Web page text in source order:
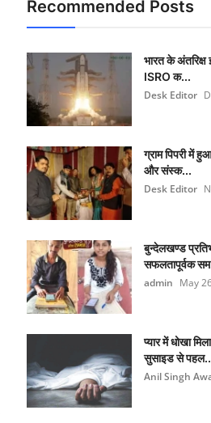
Recommended Posts
भारत के अंतरिक्ष
ISRO क...
Desk Editor
ग्राम पिपरी में
और संस्क...
Desk Editor
बुन्देलखण्ड
सफलतापूर्वक
admin May
प्यार में धोखा
सुसाइड से
Anil Singh